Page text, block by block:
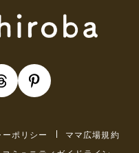
ポリシー
ママ広場規約